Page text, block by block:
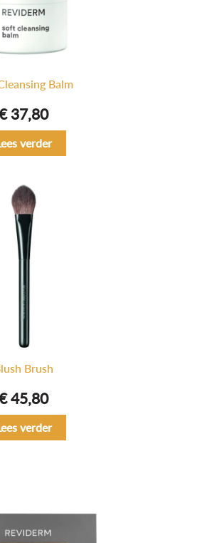
Balm
37,80
verder
Brush
45,80
verder